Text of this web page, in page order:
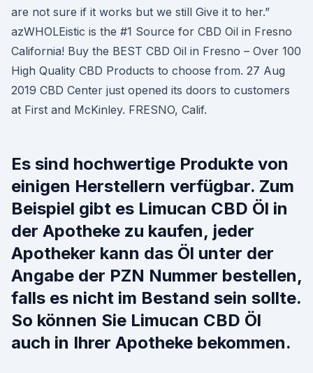
are not sure if it works but we still Give it to her.”
azWHOLEistic is the #1 Source for CBD Oil in Fresno
California! Buy the BEST CBD Oil in Fresno – Over 100
High Quality CBD Products to choose from. 27 Aug
2019 CBD Center just opened its doors to customers
at First and McKinley. FRESNO, Calif.
Es sind hochwertige Produkte von
einigen Herstellern verfügbar. Zum
Beispiel gibt es Limucan CBD Öl in
der Apotheke zu kaufen, jeder
Apotheker kann das Öl unter der
Angabe der PZN Nummer bestellen,
falls es nicht im Bestand sein sollte.
So können Sie Limucan CBD Öl
auch in Ihrer Apotheke bekommen.